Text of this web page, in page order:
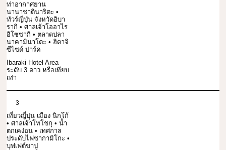
ท่าอากาศยาน
นานาชาตินาริตะ •
ทัวร์ญี่ปุ่น จังหวัดอิบา
รากิ • ศาลเจ้าโออาไร
อิโซซากิ • ตลาดปลา
นาคามินาโตะ • ฮิตาจิ
ซีไซด์ ปาร์ค
Ibaraki Hotel Area
ระดับ 3 ดาว หรือเทียบ
เท่า
3
เที่ยวญี่ปุ่น เมือง นิกโก้
• ศาลเจ้าโทโชกุ • น้ำ
ตกเคง่อน • เทศกาล
ประดับไฟซากามิโกะ •
บุฟเฟต์ขาปู